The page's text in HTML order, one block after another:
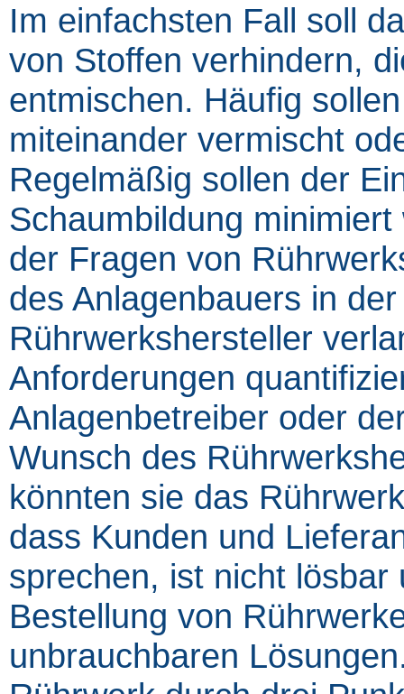
Im einfachsten Fall soll
von Stoffen verhindern,
entmischen. Häufig
miteinander vermischt
Regelmäßig sollen der
Schaumbildung
der Fragen von
des Anlagenbauers in
Rührwerkshersteller
Anforderungen
Anlagenbetreiber oder
Wunsch des
könnten sie das
dass Kunden und
sprechen, ist nicht
Bestellung von
unbrauchbaren